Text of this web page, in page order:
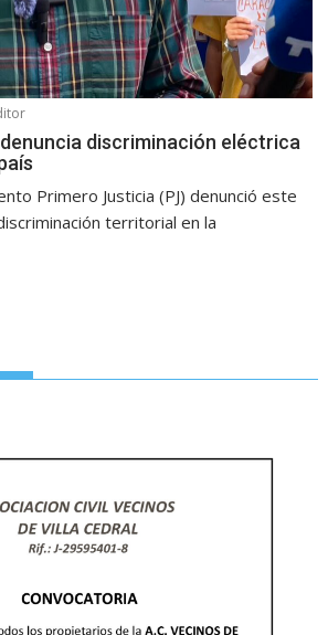
discriminación eléctrica
Primero Justicia (PJ) denunció este
territorial en la